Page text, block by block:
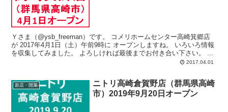
Ｙさま（@ysb_freeman）です。 コメリホームセンター高崎箕郷店
が 2017年4月1日（土）午前9時に オープンしますね。 いろいろ情報
2017.04.01
新店・開業
ニトリ高崎倉賀野店（群馬県高崎
市）2019年9月20日オープン